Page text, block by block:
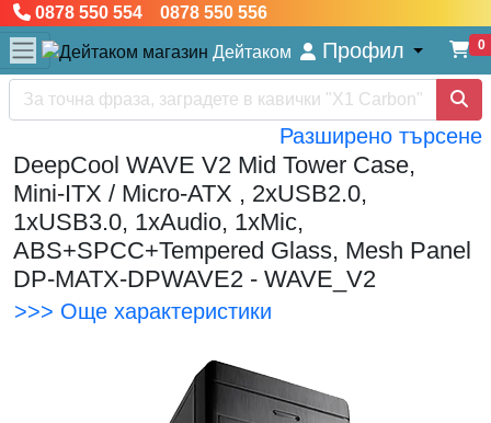
0878 550 554 0878 550 556
Дейтаком Профил 0
Разширено търсене
DeepCool WAVE V2 Mid Tower Case,
Mini-ITX / Micro-ATX , 2xUSB2.0,
1xUSB3.0, 1xAudio, 1xMic,
ABS+SPCC+Tempered Glass, Mesh Panel
DP-MATX-DPWAVE2 - WAVE_V2
>>> Още характеристики